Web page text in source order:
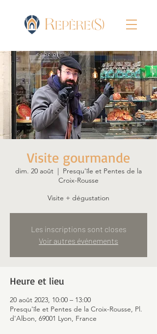
Visite gourmande
dim. 20 août
  |
Presqu'île et Pentes de la
Croix-Rousse
Visite + dégustation
Les inscriptions sont closes
Voir autres événements
Heure et lieu
20 août 2023, 10:00 – 13:00
Presqu'île et Pentes de la Croix-Rousse, Pl.
d'Albon, 69001 Lyon, France